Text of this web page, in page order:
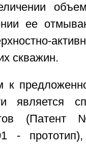
ее
скважин.
к
является
-